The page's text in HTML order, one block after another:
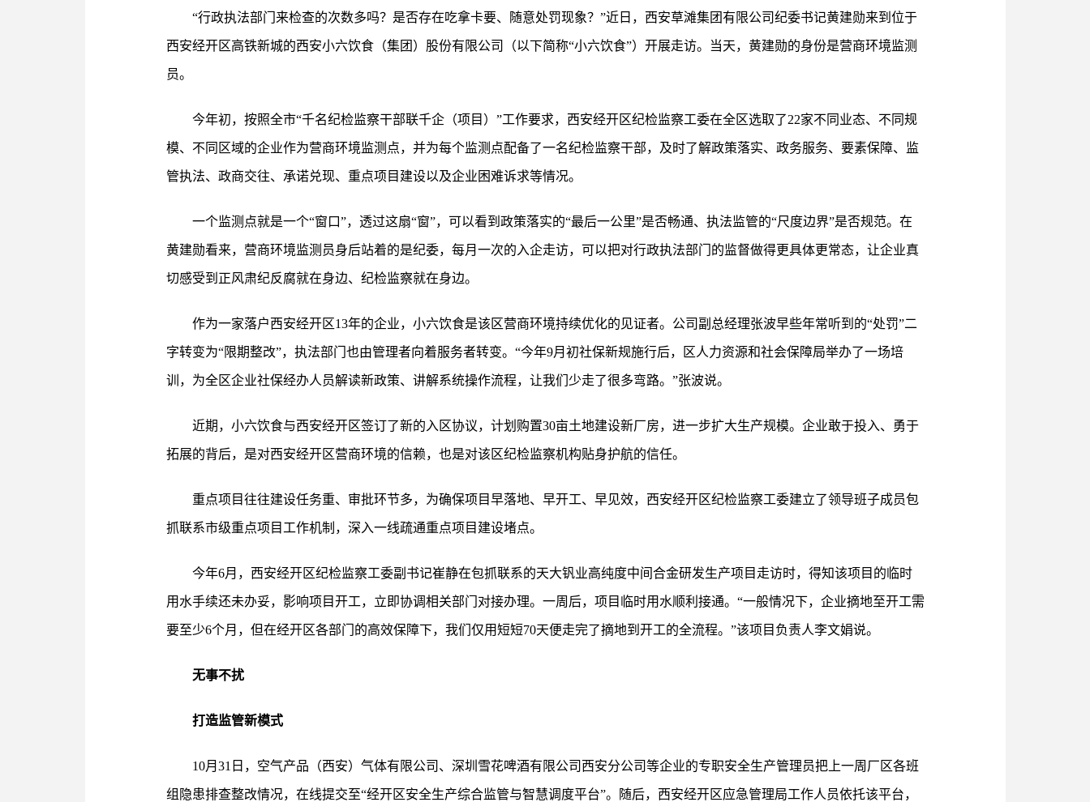
“行政执法部门来检查的次数多吗？是否存在吃拿卡要、随意处罚现象？”近日，西安草滩集团有限公司纪委书记黄建勋来到位于
西安经开区高铁新城的西安小六饮食（集团）股份有限公司（以下简称“小六饮食”）开展走访。当天，黄建勋的身份是营商环境监测
员。
今年初，按照全市“千名纪检监察干部联千企（项目）”工作要求，西安经开区纪检监察工委在全区选取了22家不同业态、不同规
模、不同区域的企业作为营商环境监测点，并为每个监测点配备了一名纪检监察干部，及时了解政策落实、政务服务、要素保障、监
管执法、政商交往、承诺兑现、重点项目建设以及企业困难诉求等情况。
一个监测点就是一个“窗口”，透过这扇“窗”，可以看到政策落实的“最后一公里”是否畅通、执法监管的“尺度边界”是否规范。在
黄建勋看来，营商环境监测员身后站着的是纪委，每月一次的入企走访，可以把对行政执法部门的监督做得更具体更常态，让企业真
切感受到正风肃纪反腐就在身边、纪检监察就在身边。
作为一家落户西安经开区13年的企业，小六饮食是该区营商环境持续优化的见证者。公司副总经理张波早些年常听到的“处罚”二
字转变为“限期整改”，执法部门也由管理者向着服务者转变。“今年9月初社保新规施行后，区人力资源和社会保障局举办了一场培
训，为全区企业社保经办人员解读新政策、讲解系统操作流程，让我们少走了很多弯路。”张波说。
近期，小六饮食与西安经开区签订了新的入区协议，计划购置30亩土地建设新厂房，进一步扩大生产规模。企业敢于投入、勇于
拓展的背后，是对西安经开区营商环境的信赖，也是对该区纪检监察机构贴身护航的信任。
重点项目往往建设任务重、审批环节多，为确保项目早落地、早开工、早见效，西安经开区纪检监察工委建立了领导班子成员包
抓联系市级重点项目工作机制，深入一线疏通重点项目建设堵点。
今年6月，西安经开区纪检监察工委副书记崔静在包抓联系的天大钒业高纯度中间合金研发生产项目走访时，得知该项目的临时
用水手续还未办妥，影响项目开工，立即协调相关部门对接办理。一周后，项目临时用水顺利接通。“一般情况下，企业摘地至开工需
要至少6个月，但在经开区各部门的高效保障下，我们仅用短短70天便走完了摘地到开工的全流程。”该项目负责人李文娟说。
无事不扰
打造监管新模式
10月31日，空气产品（西安）气体有限公司、深圳雪花啤酒有限公司西安分公司等企业的专职安全生产管理员把上一周厂区各班
组隐患排查整改情况，在线提交至“经开区安全生产综合监管与智慧调度平台”。随后，西安经开区应急管理局工作人员依托该平台，